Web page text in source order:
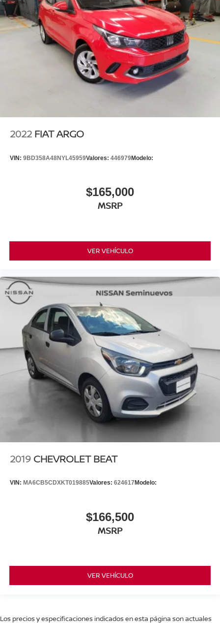
2022 FIAT ARGO
VIN: 9BD358A48NYL45959Valores: 446979Modelo:
$165,000
MSRP
VER VEHÍCULO
2019 CHEVROLET BEAT
VIN: MA6CB5CDXKT019885Valores: 624617 Modelo:
$166,500
MSRP
VER VEHÍCULO
Los precios y especificaciones indicados en esta página son actuales